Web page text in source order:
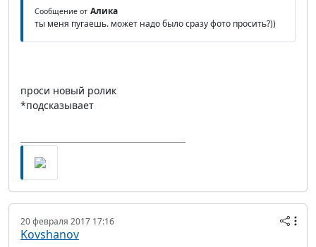
Сообщение от Алика
ты меня пугаешь. может надо было сразу фото просить?))
проси новый ролик
*подсказывает
20 февраля 2017 17:16
Kovshanov